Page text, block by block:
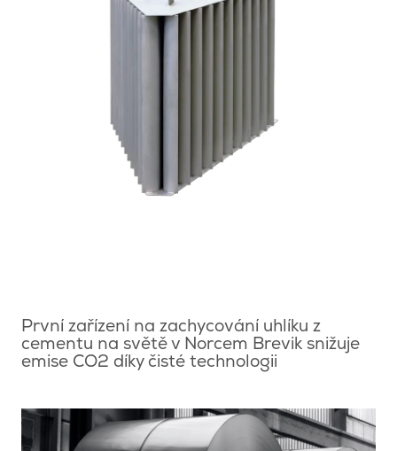
První zařízení na zachycování uhlíku z
cementu na světě v Norcem Brevik snižuje
emise CO2 díky čisté technologii